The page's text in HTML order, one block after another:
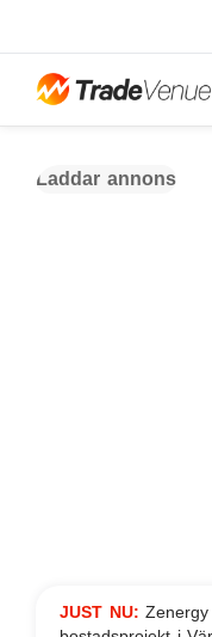
Laddar annons
JUST NU: